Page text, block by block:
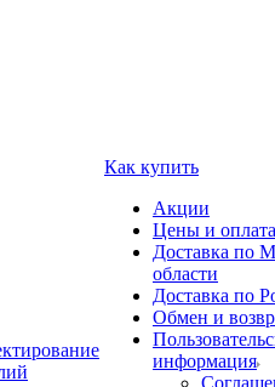
Как купить
Акции
Цены и оплата
Доставка по
области
Доставка по
Обмен и
информация